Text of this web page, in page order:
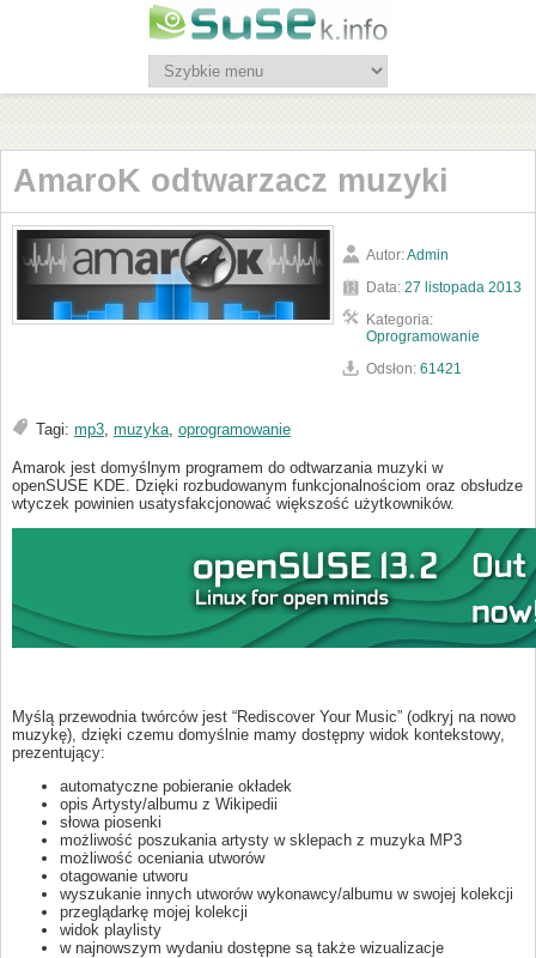
AmaroK odtwarzacz muzyki
Autor:Admin
Data:27 listopada 2013
Kategoria:
Oprogramowanie
Odsłon:61421
Tagi: mp3, muzyka, oprogramowanie
Amarok jest domyślnym programem do odtwarzania muzyki w
openSUSE KDE. Dzięki rozbudowanym funkcjonalnościom oraz obsłudze
wtyczek powinien usatysfakcjonować większość użytkowników.
Myślą przewodnia twórców jest “Rediscover Your Music” (odkryj na nowo
muzykę), dzięki czemu domyślnie mamy dostępny widok kontekstowy,
prezentujący:
automatyczne pobieranie okładek
opis Artysty/albumu z Wikipedii
słowa piosenki
możliwość poszukania artysty w sklepach z muzyka MP3
możliwość oceniania utworów
otagowanie utworu
wyszukanie innych utworów wykonawcy/albumu w swojej kolekcji
przeglądarkę mojej kolekcji
widok playlisty
w najnowszym wydaniu dostępne są także wizualizacje